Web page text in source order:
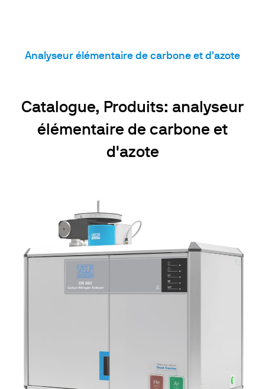
Analyseur élémentaire de carbone et d'azote
Catalogue, Produits: analyseur
élémentaire de carbone et
d'azote